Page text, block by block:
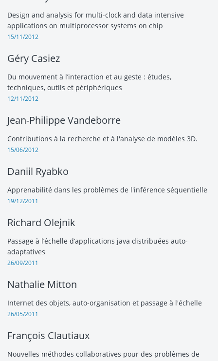
Design and analysis for multi-clock and data intensive
applications on multiprocessor systems on chip
15/11/2012
Géry Casiez
Du mouvement à l’interaction et au geste : études,
techniques, outils et périphériques
12/11/2012
Jean-Philippe Vandeborre
Contributions à la recherche et à l'analyse de modèles 3D.
15/06/2012
Daniil Ryabko
Apprenabilité dans les problèmes de l'inférence séquentielle
19/12/2011
Richard Olejnik
Passage à l’échelle d’applications java distribuées auto-
adaptatives
26/09/2011
Nathalie Mitton
Internet des objets, auto-organisation et passage à l'échelle
26/05/2011
François Clautiaux
Nouvelles méthodes collaboratives pour des problèmes de